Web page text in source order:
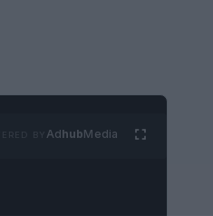
AdhubMedia